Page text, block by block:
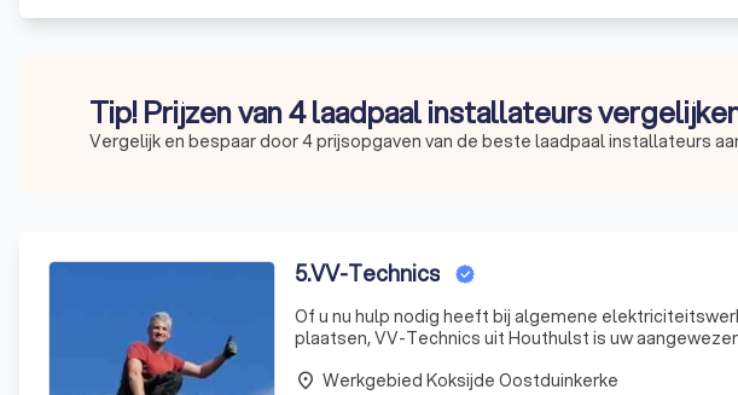
Tip! Prijzen van 4 laadpaal installateurs
Vergelijk en bespaar door 4 prijsopgaven van de beste laadpaal installateurs
5.VV-Technics
Of u nu hulp nodig heeft bij algemene
plaatsen, VV-Technics uit Houthulst is uw
place Werkgebied Koksijde Oostduinkerke